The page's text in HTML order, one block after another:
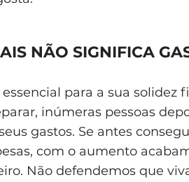
NÃO SIGNIFICA
para a sua solidez
inúmeras pessoas
gastos. Se antes
com o aumento
Não defendemos que